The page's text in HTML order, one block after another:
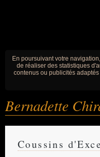
En poursuivant votre
de réaliser des statistiques
contenus ou publicités
Bernadette
Coussins